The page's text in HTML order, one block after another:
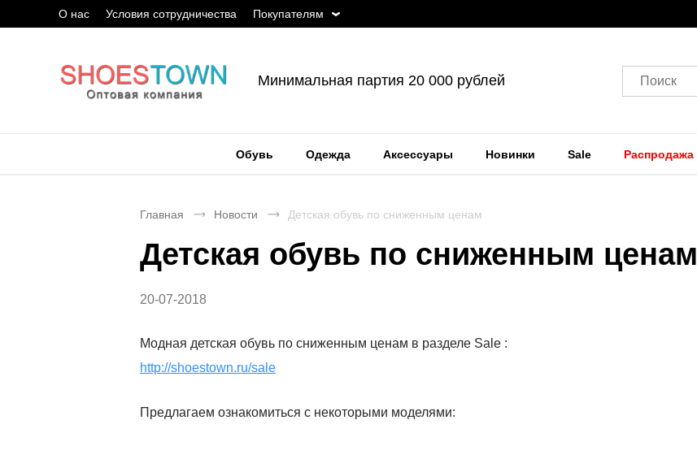
О нас Условия сотрудничества Покупателям
Минимальная партия 20 000 рублей Поиск
Обувь Одежда Аксессуары Новинки Sale Распродажа
Главная Новости Детская обувь по сниженным ценам
Детская обувь по сниженным ценам
20-07-2018
Модная детская обувь по сниженным ценам в разделе Sale :
http://shoestown.ru/sale
Предлагаем ознакомиться с некоторыми моделями: